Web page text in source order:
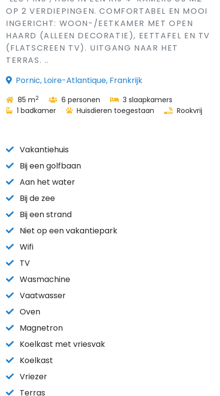
OP 2 VERDIEPINGEN. COMFORTABEL EN MOOI
INGERICHT: WOON-/EETKAMER MET OPEN
HAARD (ALLEEN DECORATIE), EETTAFEL EN TV
(FLATSCREEN TV). UITGANG NAAR HET
TERRAS. ..
Pornic, Loire-Atlantique, Frankrijk
85 m2 6 personen
3 slaapkamers
1 badkamer
Huisdieren toegestaan Rookvrij
Vakantiehuis
Bij een golfbaan
Aan het water
Bij de zee
Bij een strand
Niet op een vakantiepark
Wifi
TV
Wasmachine
Vaatwasser
Oven
Magnetron
Koelkast met vriesvak
Koelkast
Vriezer
Terras